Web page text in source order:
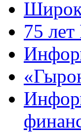
75